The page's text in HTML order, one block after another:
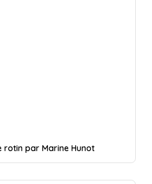
rotin par Marine Hunot